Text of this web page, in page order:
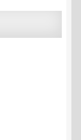
ist: